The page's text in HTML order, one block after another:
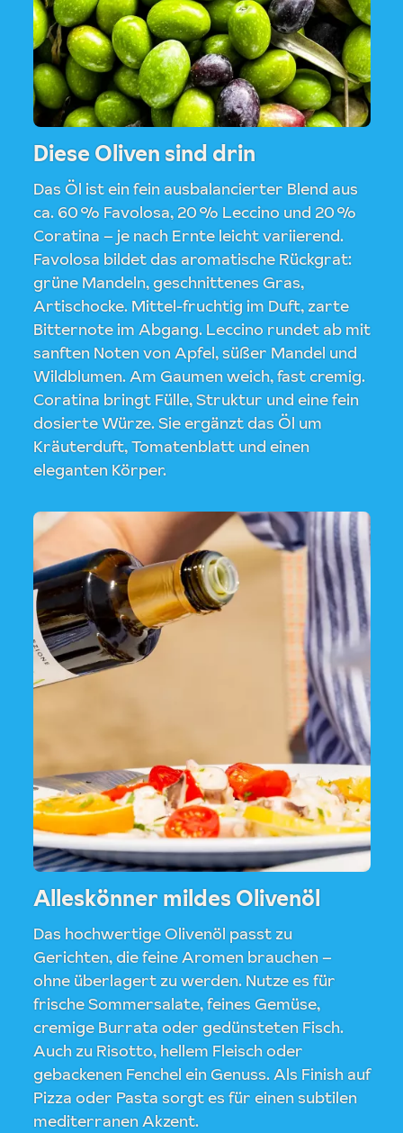
Diese Oliven sind drin
Das Öl ist ein fein ausbalancierter Blend aus
ca. 60 % Favolosa, 20 % Leccino und 20 %
Coratina – je nach Ernte leicht variierend.
Favolosa bildet das aromatische Rückgrat:
grüne Mandeln, geschnittenes Gras,
Artischocke. Mittel-fruchtig im Duft, zarte
Bitternote im Abgang. Leccino rundet ab mit
sanften Noten von Apfel, süßer Mandel und
Wildblumen. Am Gaumen weich, fast cremig.
Coratina bringt Fülle, Struktur und eine fein
dosierte Würze. Sie ergänzt das Öl um
Kräuterduft, Tomatenblatt und einen
eleganten Körper.
Alleskönner mildes Olivenöl
Das hochwertige Olivenöl passt zu
Gerichten, die feine Aromen brauchen –
ohne überlagert zu werden. Nutze es für
frische Sommersalate, feines Gemüse,
cremige Burrata oder gedünsteten Fisch.
Auch zu Risotto, hellem Fleisch oder
gebackenen Fenchel ein Genuss. Als Finish auf
Pizza oder Pasta sorgt es für einen subtilen
mediterranen Akzent.